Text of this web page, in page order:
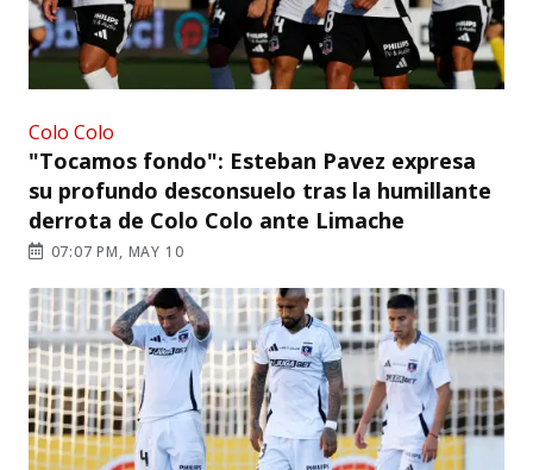
Colo Colo
"Tocamos fondo": Esteban Pavez expresa
su profundo desconsuelo tras la humillante
derrota de Colo Colo ante Limache
07:07 PM, MAY 10